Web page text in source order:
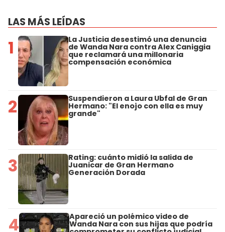
LAS MÁS LEÍDAS
1 La Justicia desestimó una denuncia
de Wanda Nara contra Alex Caniggia
que reclamará una millonaria
compensación económica
2 Suspendieron a Laura Ubfal de Gran
Hermano: "El enojo con ella es muy
grande"
3 Rating: cuánto midió la salida de
Juanicar de Gran Hermano
Generación Dorada
4 Apareció un polémico video de
Wanda Nara con sus hijas que podría